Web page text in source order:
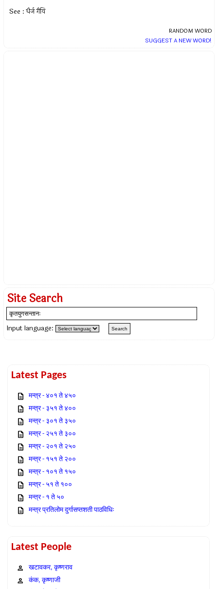
See : धैर्ज गैयि
RANDOM WORD
SUGGEST A NEW WORD!
Site Search
Input language:
Latest Pages
मन्त्र - ४०१ ते ४५०
मन्त्र - ३५१ ते ४००
मन्त्र - ३०१ ते ३५०
मन्त्र - २५१ ते ३००
मन्त्र - २०१ ते २५०
मन्त्र - १५१ ते २००
मन्त्र - १०१ ते १५०
मन्त्र - ५१ ते १००
मन्त्र - १ ते ५०
मन्त्र प्रतिलोम दुर्गासप्तशती पाठविधिः
Latest People
खटावकर, कृष्णराव
कंक, कृष्णाजी